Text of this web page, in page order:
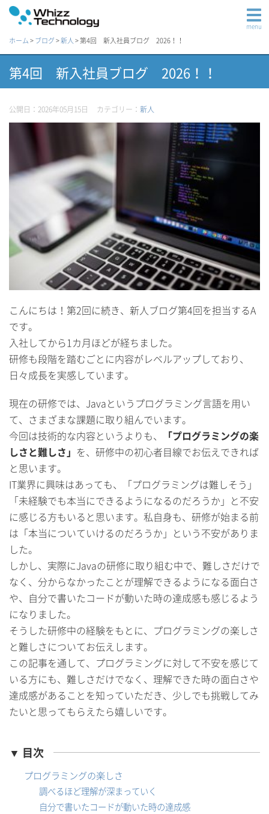
menu
ホーム>ブログ>新人>第4回 新入社員ブログ 2026！！
第4回 新入社員ブログ 2026！！
公開日：2026年05月15日 カテゴリー： 新人
こんにちは！第2回に続き、新人ブログ第4回を担当するA
です。
入社してから1カ月ほどが経ちました。
研修も段階を踏むごとに内容がレベルアップしており、
日々成長を実感しています。
現在の研修では、Javaというプログラミング言語を用い
て、さまざまな課題に取り組んでいます。
今回は技術的な内容というよりも、
「プログラミングの楽
しさと難しさ」 を、研修中の初心者目線でお伝えできれば
と思います。
IT業界に興味はあっても、「プログラミングは難しそう」
「未経験でも本当にできるようになるのだろうか」と不安
に感じる方もいると思います。私自身も、研修が始まる前
は「本当についていけるのだろうか」という不安がありま
した。
しかし、実際にJavaの研修に取り組む中で、難しさだけで
なく、分からなかったことが理解できるようになる面白さ
や、自分で書いたコードが動いた時の達成感も感じるよう
になりました。
そうした研修中の経験をもとに、プログラミングの楽しさ
と難しさについてお伝えします。
この記事を通して、プログラミングに対して不安を感じて
いる方にも、難しさだけでなく、理解できた時の面白さや
達成感があることを知っていただき、少しでも挑戦してみ
たいと思ってもらえたら嬉しいです。
▼ 目次
プログラミングの楽しさ
調べるほど理解が深まっていく
自分で書いたコードが動いた時の達成感